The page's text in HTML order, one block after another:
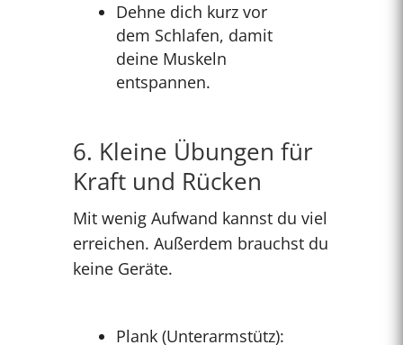
Dehne dich kurz vor
dem Schlafen, damit
deine Muskeln
entspannen.
6. Kleine Übungen für
Kraft und Rücken
Mit wenig Aufwand kannst du viel
erreichen. Außerdem brauchst du
keine Geräte.
Plank (Unterarmstütz):